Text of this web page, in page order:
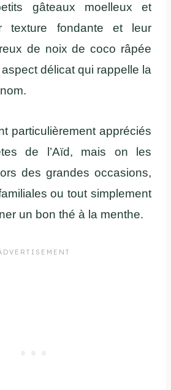
gâteaux moelleux et
texture fondante et leur
de noix de coco râpée
délicat qui rappelle la
particulièrement appréciés
de l’Aïd, mais on les
des grandes occasions,
ou tout simplement
un bon thé à la menthe.